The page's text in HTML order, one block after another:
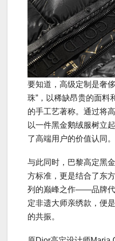
要知道，高级定制是奢
珠”，以稀缺昂贵的面料
的手工艺著称。通过将
以一件黑金鹅绒服树立
了高端用户的价值认同。
与此同时，巴黎高定黑
方标准，更是结合了东
列的巅峰之作——品牌代
定非遗大师亲绣款，便
的共振。